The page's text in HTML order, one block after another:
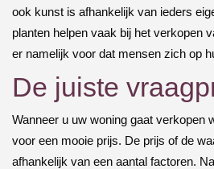
ook kunst is afhankelijk van ieders
planten helpen vaak bij het verkopen
er namelijk voor dat mensen zich op
De juiste
Wanneer u uw woning gaat verkopen
voor een mooie prijs. De prijs of de
afhankelijk van een aantal factoren.